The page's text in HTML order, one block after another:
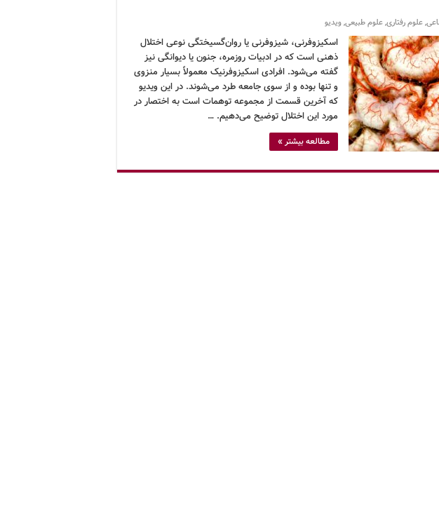
,علوم رفتاری,علوم طبیعی,ویدیو
اسکیزوفرنی، شیزوفرنی یا روان‌گسیختگی نوعی اختلال
ذهنی است که در ادبیات روزمره، جنون یا دیوانگی نیز
گفته می‌شود. افرادی اسکیزوفرنیک معمولاً بسیار منزوی
و تنها بوده و از سوی جامعه طرد می‌شوند. در این ویدیو
که آخرین قسمت از مجموعه توهمات است به اختصار در
مورد این اختلال توضیح می‌دهیم. …
مطالعه بیشتر »